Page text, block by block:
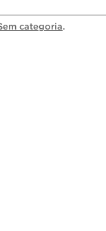
categoria.